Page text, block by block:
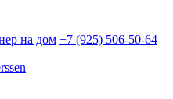
на дом +7 (925) 506-50-64